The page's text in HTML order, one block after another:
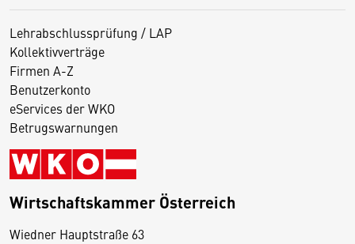
Lehrabschlussprüfung / LAP
Kollektivverträge
Firmen A-Z
Benutzerkonto
eServices der WKO
Betrugswarnungen
Wirtschaftskammer Österreich
Wiedner Hauptstraße 63
D